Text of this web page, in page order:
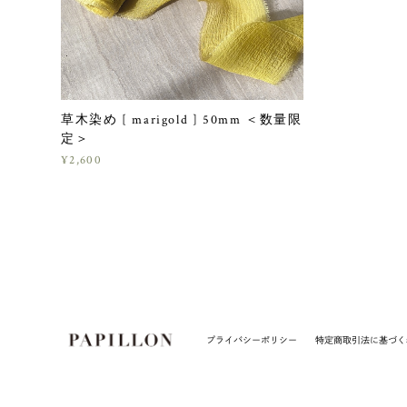
草木染め [ marigold ] 50mm ＜数量限
定＞
¥2,600
プライバシーポリシー 特定商取引法に基づ